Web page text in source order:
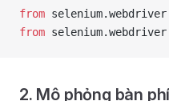
from
from
2. Mô phỏng bàn